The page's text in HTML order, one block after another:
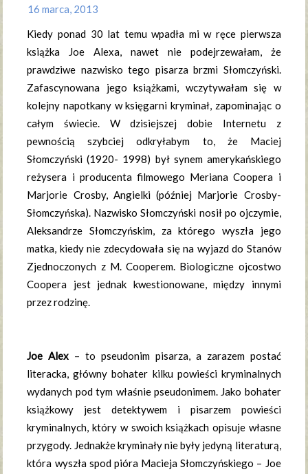
16 marca, 2013
Kiedy ponad 30 lat temu wpadła mi w ręce pierwsza
książka Joe Alexa, nawet nie podejrzewałam, że
prawdziwe nazwisko tego pisarza brzmi Słomczyński.
Zafascynowana jego książkami, wczytywałam się w
kolejny napotkany w księgarni kryminał, zapominając o
całym świecie. W dzisiejszej dobie Internetu z
pewnością szybciej odkryłabym to, że Maciej
Słomczyński (1920- 1998) był synem amerykańskiego
reżysera i producenta filmowego Meriana Coopera i
Marjorie Crosby, Angielki (później Marjorie Crosby-
Słomczyńska). Nazwisko Słomczyński nosił po ojczymie,
Aleksandrze Słomczyńskim, za którego wyszła jego
matka, kiedy nie zdecydowała się na wyjazd do Stanów
Zjednoczonych z M. Cooperem. Biologiczne ojcostwo
Coopera jest jednak kwestionowane, między innymi
przez rodzinę.
Joe Alex – to pseudonim pisarza, a zarazem postać
literacka, główny bohater kilku powieści kryminalnych
wydanych pod tym właśnie pseudonimem. Jako bohater
książkowy jest detektywem i pisarzem powieści
kryminalnych, który w swoich książkach opisuje własne
przygody. Jednakże kryminały nie były jedyną literaturą,
która wyszła spod pióra Macieja Słomczyńskiego – Joe